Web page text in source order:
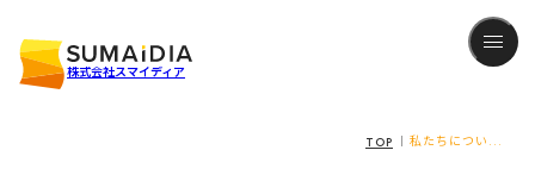
株式会社スマイディア
TOP 私たちについ...